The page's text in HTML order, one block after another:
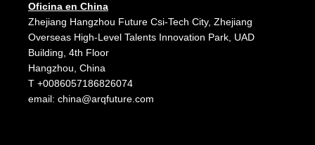
Oficina en China
Zhejiang Hangzhou Future Csi-Tech City, Zhejiang
Overseas High-Level Talents Innovation Park, UAD
Building, 4th Floor
Hangzhou, China
T +0086057186826074
email: china@arqfuture.com